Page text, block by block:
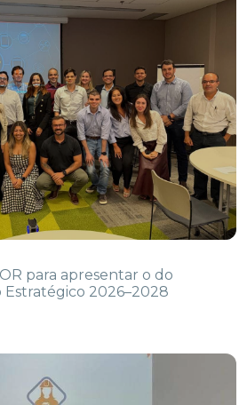
para apresentar o do
2026–2028